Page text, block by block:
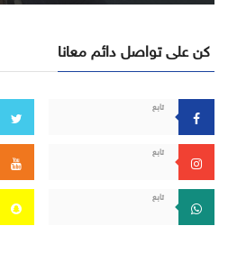
كن على تواصل دائم معانا
تابع
تابع
تابع